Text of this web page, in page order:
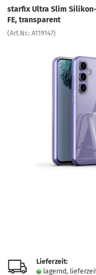
star­fix Ultra Slim Silikon-​
FE, trans­pa­rent
(Art.Nr.: A119147)
Lieferzeit:
lagernd,